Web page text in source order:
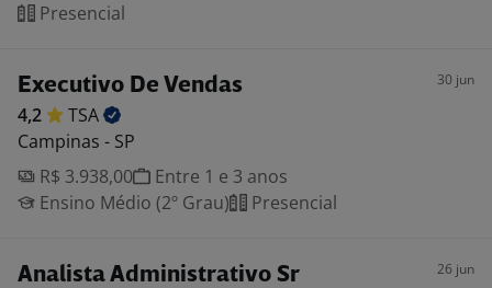
Presencial
Executivo De Vendas 30 jun
4,2
TSA
Campinas - SP
R$ 3.938,00
Entre 1 e 3 anos
Ensino Médio (2º Grau)
Presencial
Analista Administrativo Sr 26 jun